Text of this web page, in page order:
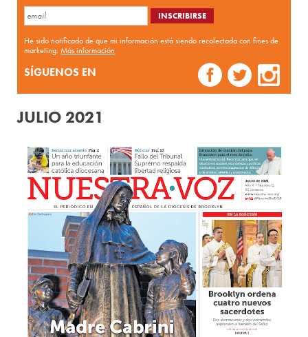
He sido notificado de que mi información está siendo recolectada con fines de
marketing.Más información
SÍGUENOS EN
JULIO 2021